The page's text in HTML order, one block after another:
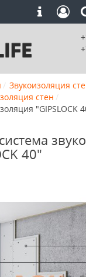
Звукоизоляция
стен
"GIPSLOCK
40"